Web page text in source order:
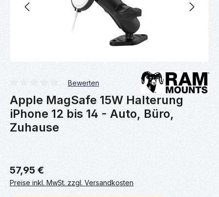
Durchschnittliche Bewertung von 0 von 5 Sternen
Bewerten
Apple MagSafe 15W Halterung
iPhone 12 bis 14 - Auto, Büro,
Zuhause
57,95 €
Preise inkl. MwSt. zzgl. Versandkosten